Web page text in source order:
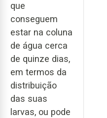
que
conseguem
estar na coluna
de água cerca
de quinze dias,
em termos da
distribuição
das suas
larvas, ou pode